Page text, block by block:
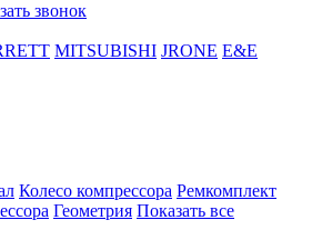
звонок
MITSUBISHI JRONE E&E
Колесо компрессора Ремкомплект
Геометрия Показать все